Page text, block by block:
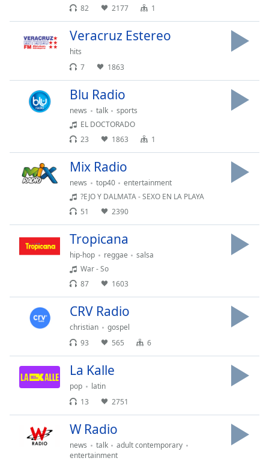
subtitles
settings
opens
subtitles
off,
Picture-
This
Beginning
Escape
cancel
close
window.
82
2177 1
Veracruz Estereo
hits
7
1863
Blu Radio
news talk
sports
EL DOCTORADO
23
1863 1
Mix Radio
news top40
entertainment
?EJO Y DALMATA - SEXO EN LA PLAYA
51
2390
Tropicana
hip-hop reggae
salsa
War - So
87
1603
CRV Radio
christian
gospel
93
565 6
La Kalle
pop
latin
13
2751
W Radio
news talk
adult contemporary
entertainment